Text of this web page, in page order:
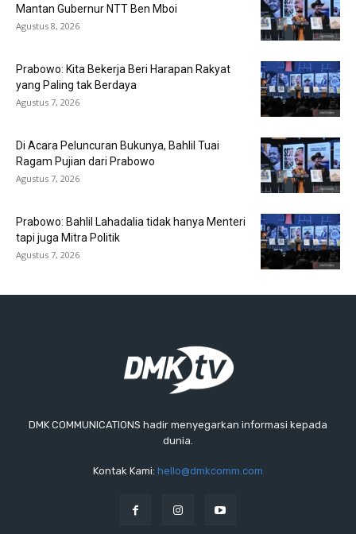
Mantan Gubernur NTT Ben Mboi
Agustus 8, 2026
Prabowo: Kita Bekerja Beri Harapan Rakyat
yang Paling tak Berdaya
Agustus 7, 2026
Di Acara Peluncuran Bukunya, Bahlil Tuai
Ragam Pujian dari Prabowo
Agustus 7, 2026
Prabowo: Bahlil Lahadalia tidak hanya Menteri
tapi juga Mitra Politik
Agustus 7, 2026
DMK COMMUNICATIONS hadir menyegarkan informasi kepada
dunia.
Kontak Kami: hello@dmkcomm.com